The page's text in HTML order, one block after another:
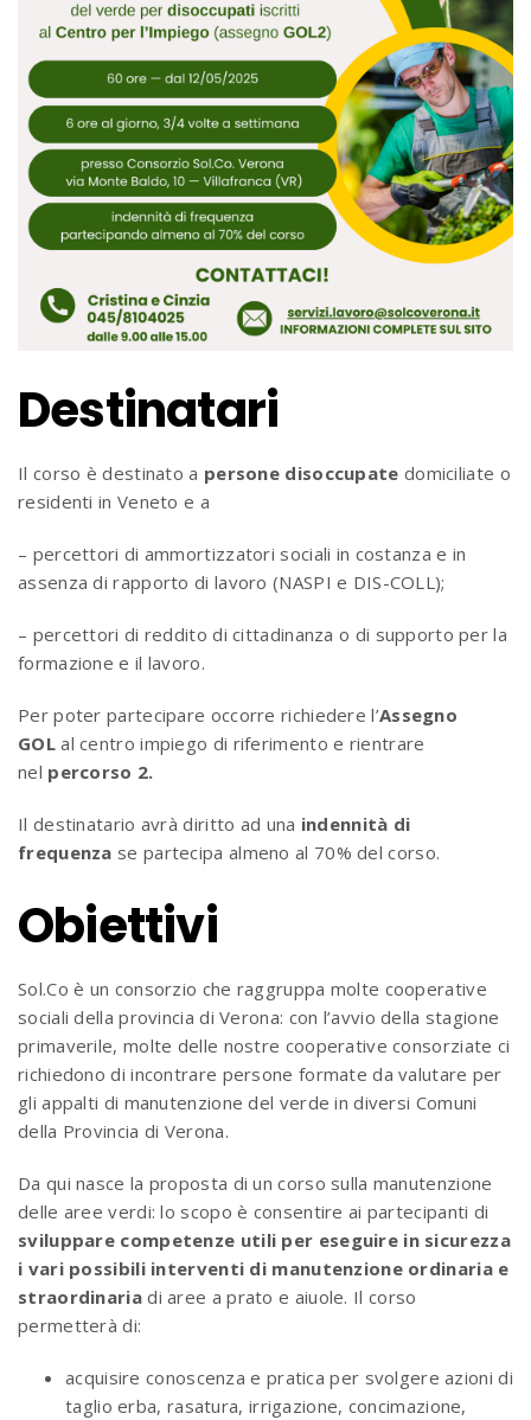
Destinatari
Il corso è destinato a persone disoccupate domiciliate o
residenti in Veneto e a
– percettori di ammortizzatori sociali in costanza e in
assenza di rapporto di lavoro (NASPI e DIS-COLL);
– percettori di reddito di cittadinanza o di supporto per la
formazione e il lavoro.
Per poter partecipare occorre richiedere l’Assegno
GOLal centro impiego di riferimento e rientrare
nel percorso 2.
Il destinatario avrà diritto ad una indennità di
frequenza se partecipa almeno al 70% del corso.
Obiettivi
Sol.Co è un consorzio che raggruppa molte cooperative
sociali della provincia di Verona: con l’avvio della stagione
primaverile, molte delle nostre cooperative consorziate ci
richiedono di incontrare persone formate da valutare per
gli appalti di manutenzione del verde in diversi Comuni
della Provincia di Verona.
Da qui nasce la proposta di un corso sulla manutenzione
delle aree verdi: lo scopo è consentire ai partecipanti di
sviluppare competenze utili per eseguire in sicurezza
i vari possibili interventi di manutenzione ordinaria e
straordinariadi aree a prato e aiuole. Il corso
permetterà di:
acquisire conoscenza e pratica per svolgere azioni di
taglio erba, rasatura, irrigazione, concimazione,